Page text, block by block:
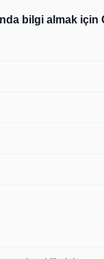
bilgi almak